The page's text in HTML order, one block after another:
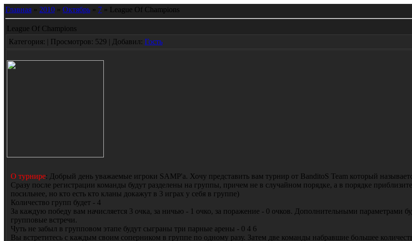
Главная » 2010 » Октябрь » 7 » League Of Champions
League Of Champions
Категория: | Просмотров: 529 | Добавил: Гость
О турнире: Добрый день уважаемые игроки SAMP'a. Хочу представить вам турнир от BanditoS Team который
Сразу после регистрации команды будут разделены на группы, причем не в случайном порядке, а в порядке
посильнее, но кто есть кто кланы докажут в 3 играх у себя в группе)
Количество групп будет - 4
За каждую победу вам начисляется 3 очка, за ничью - 1 очко, за поражение - 0 очков. Дополнительными параметрами
групповые встречи.
Чуть не забыл в групповом этапе будут сыграны три парные арены - 0 4 6
Вы встретитесь с каждым своим соперником в группе по одному разу. Затем две команды набравшие большее